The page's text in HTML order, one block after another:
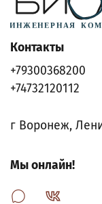
Контакты
+79300368200
+74732120112
г Воронеж,
Мы онлайн!